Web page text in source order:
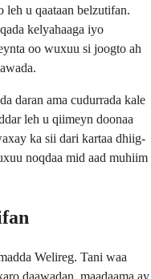
leh u qaataan belzutifan.
kelyahaaga iyo
oo wuxuu si joogto ah
daran ama cudurrada kale
leh u qiimeyn doonaa
ka sii dari kartaa dhiig-
noqdaa mid aad muhiim
Welireg. Tani waa
daawadan, maadaama ay